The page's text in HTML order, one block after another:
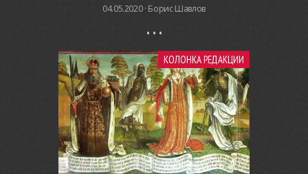
04.05.2020 · Борис Шавлов
КОЛОНКА РЕДАКЦИИ